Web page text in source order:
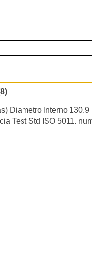
Diametro Interno
Test Std ISO 5011.